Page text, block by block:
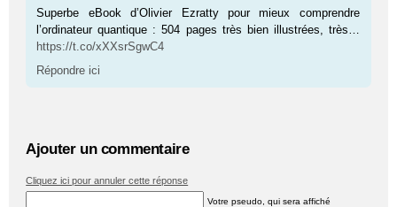
Superbe eBook d’Olivier Ezratty pour mieux comprendre
l’ordinateur quantique : 504 pages très bien illustrées, très…
https://t.co/xXXsrSgwC4
Répondre ici
Ajouter un commentaire
Cliquez ici pour annuler cette réponse
Votre pseudo, qui sera affiché